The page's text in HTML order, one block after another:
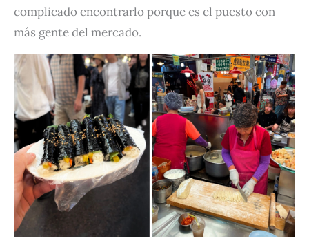
complicado encontrarlo porque es el puesto con
más gente del mercado.